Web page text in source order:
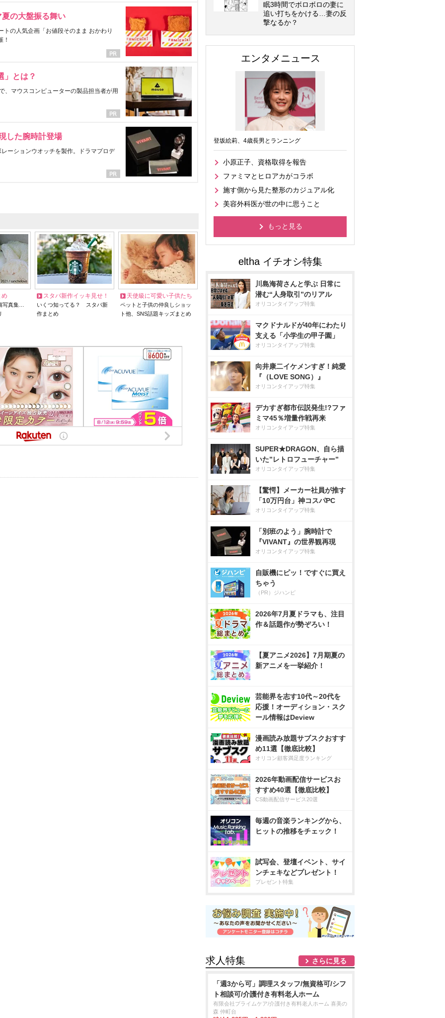
の大盤振る舞い
の人気企画「お値段そのまま おかわり
！
」とは？
、マウスコンピューターの製品担当者が用
した腕時計登場
ーションウオッチを製作。ドラマプロデ
め
写真集…
スタバ新作イッキ見せ！
いくつ知ってる？ スタバ新
作まとめ
天使級に可愛い子供たち
ペットと子供の仲良しショッ
ト他、SNS話題キッズまとめ
眠3時間でボロボロの妻に
追い打ちをかける…妻の反
撃なるか？
エンタメニュース
登坂絵莉、4歳長男とランニング
小原正子、資格取得を報告
ファミマとヒロアカがコラボ
施す側から見た整形のカジュアル化
美容外科医が世の中に思うこと
もっと見る
川島海荷さんと学ぶ 日常に
潜む“人身取引”のリアル
オリコンタイアップ特集
マクドナルドが40年にわたり
支える「小学生の甲子園」
オリコンタイアップ特集
向井康二イケメンすぎ！純愛
『（LOVE SONG）』
オリコンタイアップ特集
デカすぎ都市伝説発生!?ファ
ミマ45％増量作戦再来
オリコンタイアップ特集
SUPER★DRAGON、自ら描
いた”レトロフューチャー”
オリコンタイアップ特集
【驚愕】メーカー社員が推す
「10万円台」神コスパPC
オリコンタイアップ特集
「別班のよう」腕時計で
『VIVANT』の世界観再現
オリコンタイアップ特集
自販機にピッ！ですぐに買え
ちゃう
（PR）ジハンピ
2026年7月夏ドラマも、注目
作＆話題作が勢ぞろい！
【夏アニメ2026】7月期夏の
新アニメを一挙紹介！
芸能界を志す10代～20代を
応援！オーディション・スク
ール情報はDeview
漫画読み放題サブスクおすす
め11選【徹底比較】
オリコン顧客満足度ランキング
2026年動画配信サービスお
すすめ40選【徹底比較】
CS動画配信サービス20選
毎週の音楽ランキングから、
ヒットの推移をチェック！
試写会、登壇イベント、サイ
ンチェキなどプレゼント！
プレゼント特集
求人特集 さらに見る
「週3から可」調理スタッフ/無資格可/シフ
ト相談可/介護付き有料老人ホーム
有限会社プライムケア/介護付き有料老人ホーム 喜美の
森 仲町台